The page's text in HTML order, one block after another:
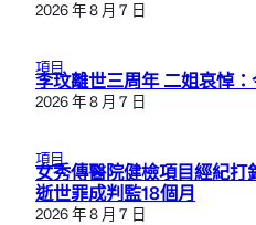
2026 年 8 月 7 日
項目
李玟離世三周年 二姐哀悼
2026 年 8 月 7 日
項目
女秀傳醫院健檢項目經紀打
逝世罪成判監18個月
2026 年 8 月 7 日